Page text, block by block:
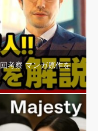
考察 マンガ原作を